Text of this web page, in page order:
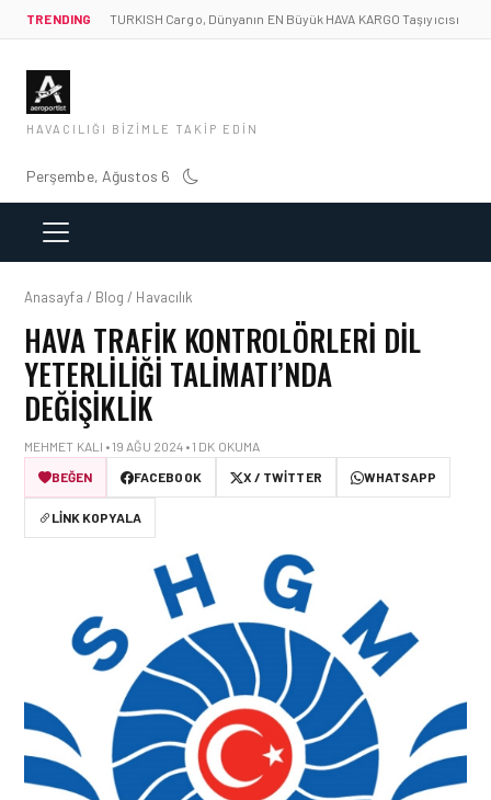
TRENDING TURKISH Cargo, Dünyanın EN Büyük HAVA KARGO Taşıyıcısı
HAVACILIĞI BIZIMLE TAKIP EDIN
Perşembe, Ağustos 6
Anasayfa / Blog / Havacılık
HAVA TRAFIK KONTROLÖRLERI DIL
YETERLILIĞI TALIMATI’NDA
DEĞIŞIKLIK
MEHMET KALI • 19 AĞU 2024 • 1 DK OKUMA
BEĞEN
FACEBOOK X / TWITTER WHATSAPP
LINK KOPYALA